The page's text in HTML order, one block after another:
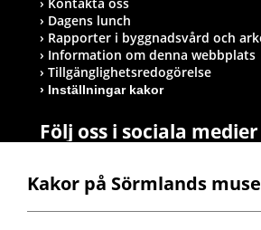
Dagens lunch
Rapporter i byggnadsvård och
Information om denna webbplats
Tillgänglighetsredogörelse
Inställningar kakor
Följ oss i sociala medier
Postadress
Kakor på Sörmlands